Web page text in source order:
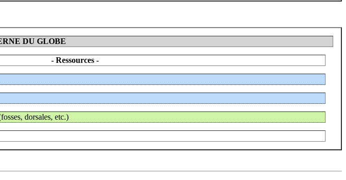
DU GLOBE
- Ressources -
dorsales, etc.)